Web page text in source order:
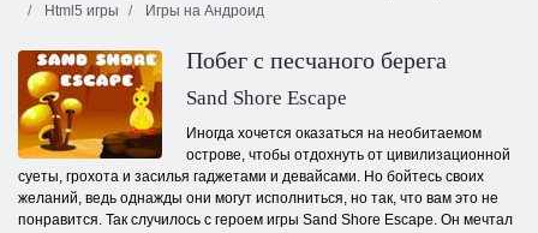
Html5 игры
Игры на Андроид
Побег с песчаного берега
Sand Shore Escape
Иногда хочется оказаться на необитаемом
острове, чтобы отдохнуть от цивилизационной
суеты, грохота и засилья гаджетами и девайсами. Но бойтесь своих
желаний, ведь однажды они могут исполниться, но так, что вам это не
понравится. Так случилось с героем игры Sand Shore Escape. Он мечтал